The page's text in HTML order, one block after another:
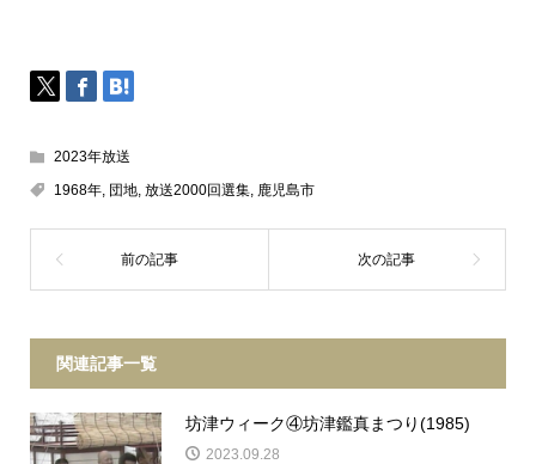
2023年放送
1968年, 団地, 放送2000回選集, 鹿児島市
関連記事一覧
坊津ウィーク④坊津鑑真まつり(1985)
2023.09.28